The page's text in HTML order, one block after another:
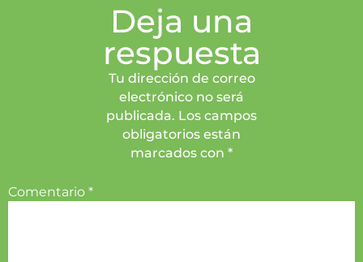
Deja una
respuesta
Tu dirección de correo
electrónico no será
publicada. Los campos
obligatorios están
marcados con *
Comentario *